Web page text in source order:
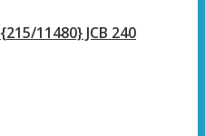
{215/11480} JCB 240